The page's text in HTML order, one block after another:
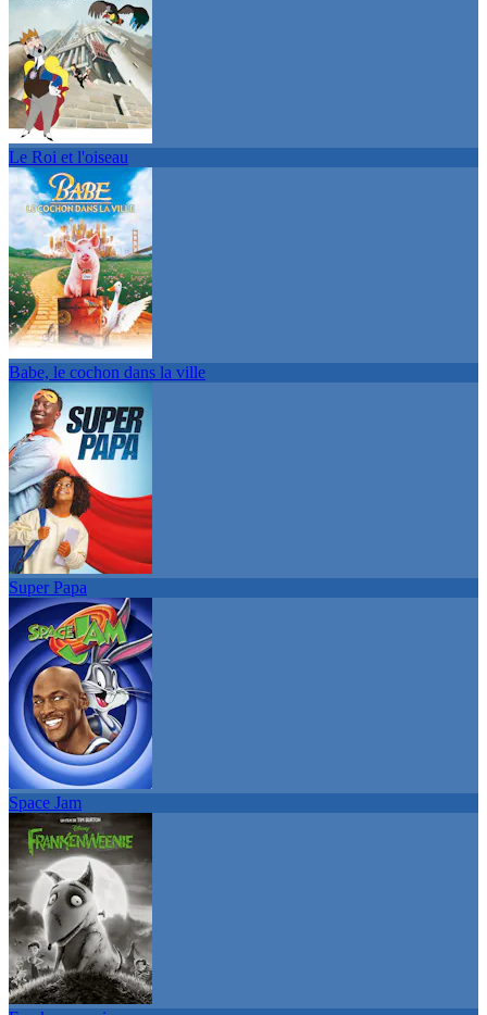
Le Roi et l'oiseau
Babe, le cochon dans la ville
Super Papa
Space Jam